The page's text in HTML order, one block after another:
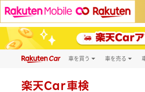
車を買う
新車
車を売る
楽天Car車検